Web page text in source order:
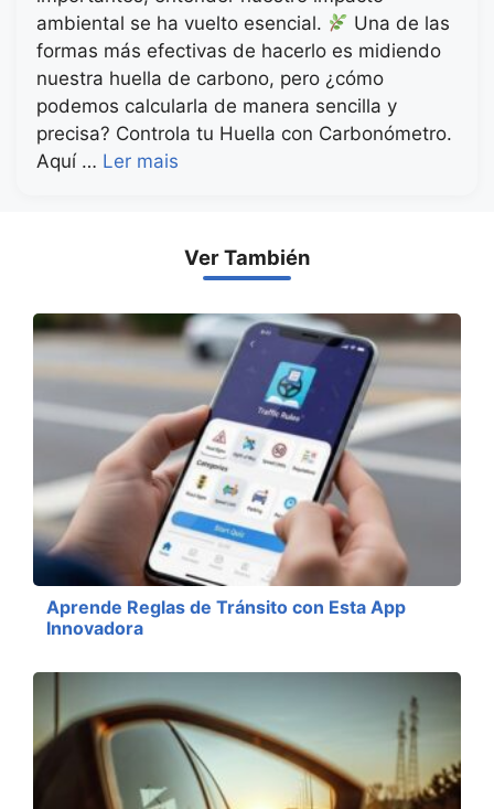
ambiental se ha vuelto esencial.
Una de las
formas más efectivas de hacerlo es midiendo
nuestra huella de carbono, pero ¿cómo
podemos calcularla de manera sencilla y
precisa? Controla tu Huella con Carbonómetro.
Aquí … Ler mais
Ver También
Aprende Reglas de Tránsito con Esta App
Innovadora